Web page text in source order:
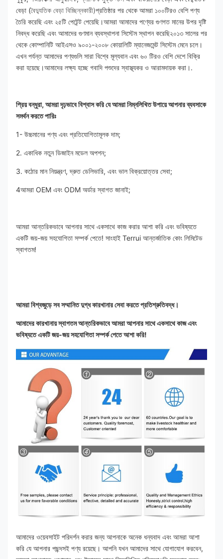
বেড়া (বৈদ্যুতিক বেড়া বিচ্ছিন্নকারী)প্রতিষ্ঠার পর থেকে আমরা ১০০টিরও বেশি পণ্য
তৈরি করেছি এবং ২৫টি পেটেন্ট পেয়েছি।আমরা আমাদের পণ্যের গুণগত মানের উপর দৃষ্টি
নিবদ্ধ করেছি এবং আমাদের গুণমান ব্যবস্থাপনা সিস্টেম স্থাপন করেছি২০১৩ সালের পর
থেকে কোম্পানিটি আইএসও ৯০০১-২০০৮ কোয়ালিটি ম্যানেজমেন্ট সিস্টেম মেনে চলে।
এখন পর্যন্ত আমাদের পণ্যগুলি সারা বিশ্বে মূল্যবান এবং ৬০ টিরও বেশি দেশে বিক্রি
করা হয়েছে।আমাদের লক্ষ্য হচ্ছে গবাদি পশুদের স্বাস্থ্যকর ও আরামদায়ক করা।.
প্রিয় বন্ধুরা, আমরা দৃঢ়ভাবে বিশ্বাস করি যে আমরা নিম্নলিখিত উপায়ে আপনার ব্যবসাকে
সমর্থন করতে পারিঃ
1- উচ্চমানের পণ্য এবং প্রতিযোগিতামূলক দাম;
2. একাধিক নতুন ডিজাইন মডেল অপশন;
3. কঠোর মান নিয়ন্ত্রণ, দ্রুত ডেলিভারি, এবং ভাল বিক্রয়োত্তর সেবা;
4আমরা OEM এবং ODM অর্ডার স্বাগত জানাই;
আমরা আন্তরিকভাবে আপনার সাথে একসাথে কাজ করার আশা করি এবং ভবিষ্যতে
একটি জয়-জয় সহযোগিতা সম্পর্ক পেতে! সাংহাই Terrui আন্তর্জাতিক কোং লিমিটেড
স্বাগতম!
আমরা বিশ্বজুড়ে সব সম্মানিত দুগ্ধ কারখানার সেবা করতে প্রতিশ্রুতিবদ্ধ।
আমাদের কারখানায় স্বাগতম আন্তরিকভাবে আমরা আপনার সাথে একসাথে কাজ এবং
ভবিষ্যতে একটি জয়-জয় সহযোগিতা সম্পর্ক পেতে আশা করি!
আমাদের ওয়েবসাইট পরিদর্শন করার জন্য আপনাকে অনেক ধন্যবাদ এবং আমরা আশা
করি যে আপনার পছন্দসই পণ্য রয়েছে। আপনি যখন আমাদের সাথে যোগাযোগ করবেন,